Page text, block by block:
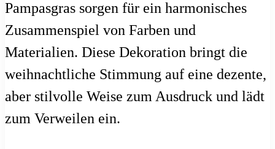
Pampasgras sorgen für ein harmonisches
Zusammenspiel von Farben und
Materialien. Diese Dekoration bringt die
weihnachtliche Stimmung auf eine dezente,
aber stilvolle Weise zum Ausdruck und lädt
zum Verweilen ein.